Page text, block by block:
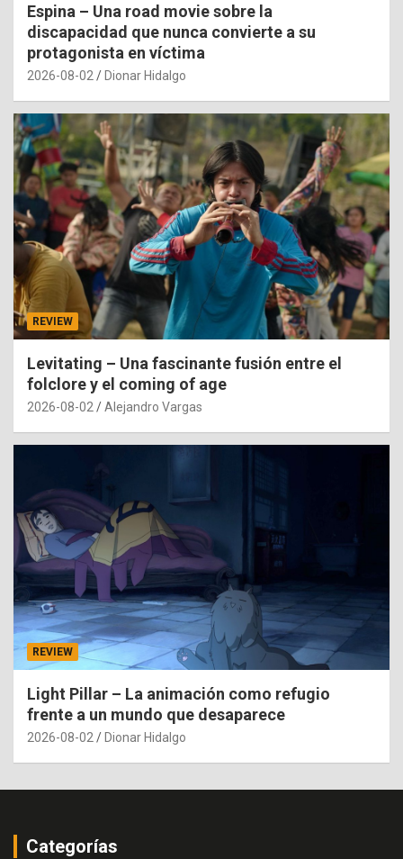
Espina – Una road movie sobre la
discapacidad que nunca convierte a su
protagonista en víctima
2026-08-02 Dionar Hidalgo
REVIEW
Levitating – Una fascinante fusión entre el
folclore y el coming of age
2026-08-02 Alejandro Vargas
REVIEW
Light Pillar – La animación como refugio
frente a un mundo que desaparece
2026-08-02 Dionar Hidalgo
Categorías